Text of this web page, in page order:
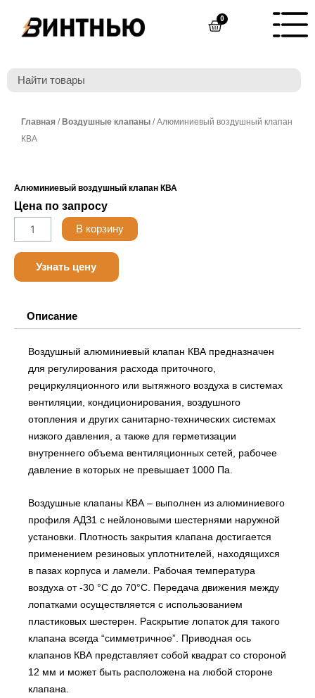
содержимому
0Cart
Главная / Воздушные клапаны / Алюминиевый воздушный клапан
КВА
Алюминиевый воздушный клапан КВА
Цена по запросу
Количество
товара
Belimo
NF230A-
В корзину
Узнать цену
Описание
Воздушный алюминиевый клапан КВА предназначен
для регулирования расхода приточного,
рециркуляционного или вытяжного воздуха в системах
вентиляции, кондиционирования, воздушного
отопления и других санитарно-технических системах
низкого давления, а также для герметизации
внутреннего объема вентиляционных сетей, рабочее
давление в которых не превышает 1000 Па.
Воздушные клапаны КВА – выполнен из алюминиевого
профиля АДЗ1 с нейлоновыми шестернями наружной
установки. Плотность закрытия клапана достигается
применением резиновых уплотнителей, находящихся
в пазах корпуса и ламели. Рабочая температура
воздуха от -30 °С до 70°С. Передача движения между
лопатками осуществляется с использованием
пластиковых шестерен. Раскрытие лопаток для такого
клапана всегда “симметричное”. Приводная ось
клапанов КВА представляет собой квадрат со стороной
12 мм и может быть расположена на любой стороне
клапана.